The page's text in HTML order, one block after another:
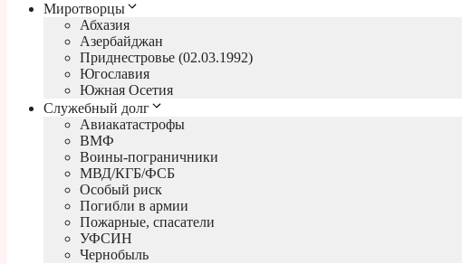
Миротворцы
Абхазия
Азербайджан
Приднестровье (02.03.1992)
Югославия
Южная Осетия
Служебный долг
Авиакатастрофы
ВМФ
Воины-пограничники
МВД/КГБ/ФСБ
Особый риск
Погибли в армии
Пожарные, спасатели
УФСИН
Чернобыль